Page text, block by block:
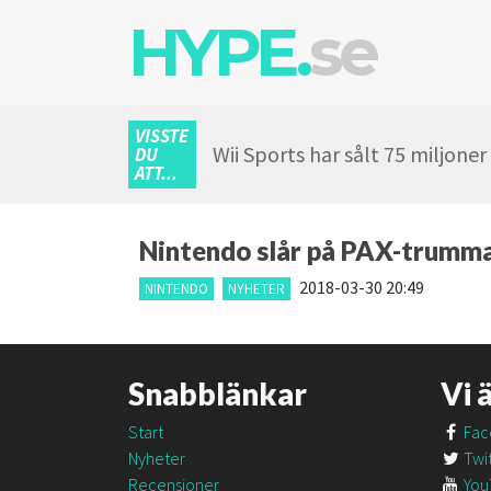
HYPE.se
VISSTE
DU
ATT...
Wii Sports har sålt 75
Nintendo slår på PAX-
NINTENDO NYHETER 2018-03-30 20:49
Snabblänkar
Start
Nyheter
Recensioner
Vi